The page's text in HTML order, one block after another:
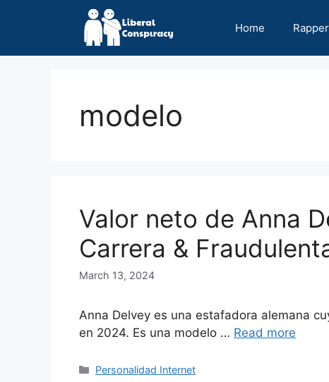
Home
modelo
Valor neto de Anna
Carrera &
March 13, 2024
Anna Delvey es una estafadora alemana
en 2024. Es una modelo … Read more
Categories
Personalidad Internet